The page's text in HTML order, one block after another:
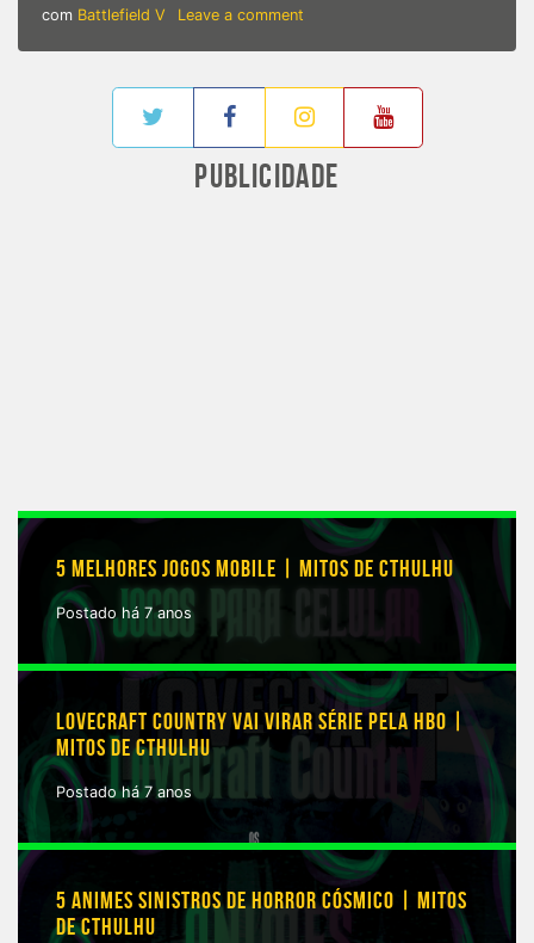
com Battlefield V Leave a comment
–
de
volta
a
segunda
PUBLICIDADE
5 MELHORES JOGOS MOBILE | MITOS DE CTHULHU
Postado há 7 anos
LOVECRAFT COUNTRY VAI VIRAR SÉRIE PELA HBO |
MITOS DE CTHULHU
Postado há 7 anos
5 ANIMES SINISTROS DE HORROR CÓSMICO | MITOS
DE CTHULHU